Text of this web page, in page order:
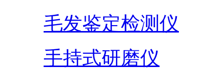
毛发鉴定检测仪
手持式研磨仪